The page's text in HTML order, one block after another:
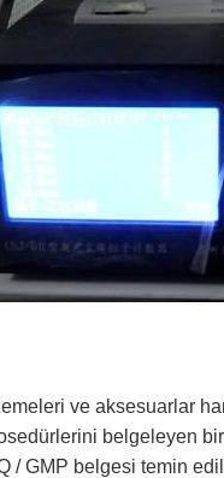
ve aksesuarlar
belgeleyen
/ GMP belgesi temin